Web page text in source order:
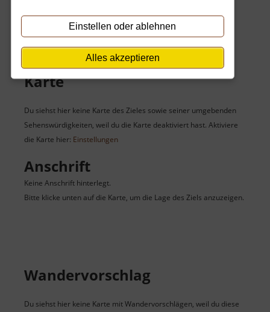
Einstellen oder ablehnen
Alles akzeptieren
Keine Angaben vorhanden.
Karte
Du siehst hier keine Karte des Zieles sowie seiner umgebenden
Sehenswürdigkeiten, weil du die Karte deaktiviert hast. Aktiviere
die Karte hier: Einstellungen
Anschrift
Keine Anschrift hinterlegt.
Bitte klicke unten auf die Karte, um die Lage des Ziels anzuzeigen.
Wandervorschlag
Du siehst hier keine Karte mit Wandervorschlägen, weil du diese